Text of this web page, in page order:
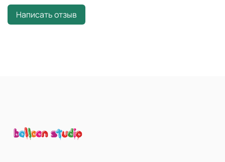
Написать отзыв